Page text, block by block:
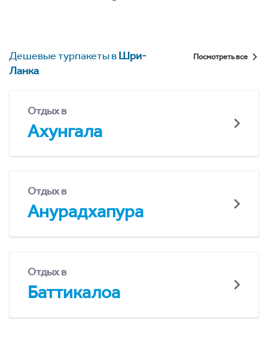
Дешевые турпакеты вШри-
Ланка
Посмотреть все
Отдых в
Ахунгала
Отдых в
Анурадхапура
Отдых в
Баттикалоа